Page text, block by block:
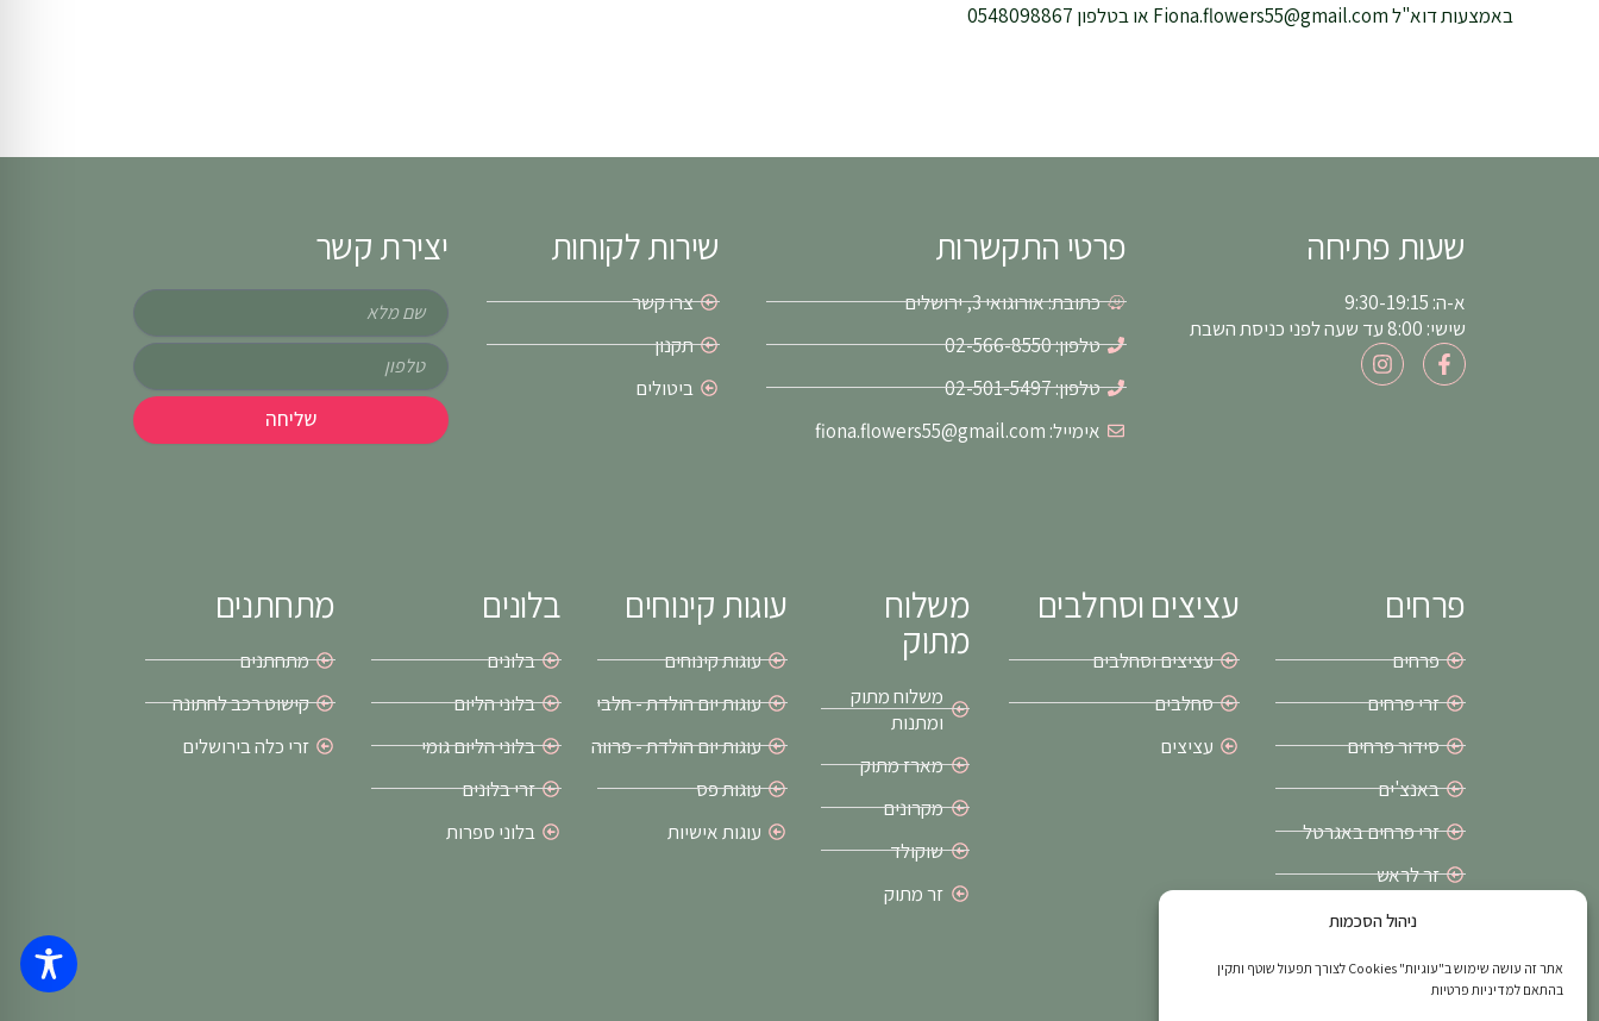
ניהול הסכמות
אתר זה עושה שימוש ב"עוגיות" Cookies לצורך תפעול שוטף ותקין
בהתאם למדיניות פרטיות
באמצעות דוא"ל Fiona.flowers55@gmail.com או בטלפון 0548098867
שעות פתיחה
א-ה: 9:30-19:15
שישי: 8:00 עד שעה לפני כניסת השבת
F
a
c
I
n
s
פרטי התקשרות
כתובת: אורוגואי 3, ירושלים
טלפון: 02-566-8550
טלפון: 02-501-5497
אימייל: fiona.flowers55@gmail.com
שירות לקוחות
צרו קשר
תקנון
ביטולים
יצירת קשר
שם
טלפון
שליחה
פרחים
פרחים
זרי פרחים
סידור פרחים
באנצ'ים
זרי פרחים באגרטל
זר לראש
זרי כלה בירושלים
פרחים ליום הולדת
עציצים וסחלבים
עציצים וסחלבים
סחלבים
עציצים
משלוח
מתוק
משלוח מתוק
ומתנות
מארז מתוק
מקרונים
שוקולד
זר מתוק
עוגות קינוחים
עוגות קינוחים
עוגות יום הולדת - חלבי
עוגות יום הולדת - פרווה
עוגות פס
עוגות אישיות
בלונים
בלונים
בלוני הליום
בלוני הליום גומי
זרי בלונים
בלוני ספרות
מתחתנים
מתחתנים
קישוט רכב לחתונה
זרי כלה בירושלים